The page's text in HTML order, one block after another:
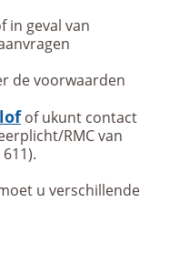
in geval van
de voorwaarden
of ukunt contact
RMC van
u verschillende